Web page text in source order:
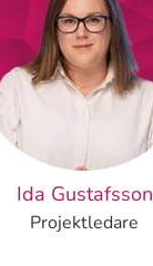
Ida Gustafsson
Projektledare